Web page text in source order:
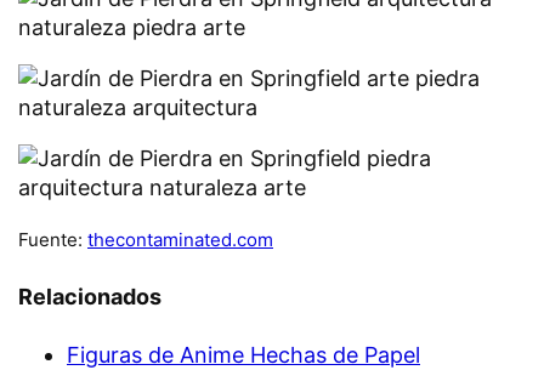
Fuente: thecontaminated.com
Relacionados
Figuras de Anime Hechas de Papel